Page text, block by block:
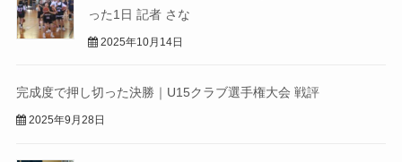
った1日 記者 さな
2025年10月14日
完成度で押し切った決勝｜U15クラブ選手権大会 戦評
2025年9月28日